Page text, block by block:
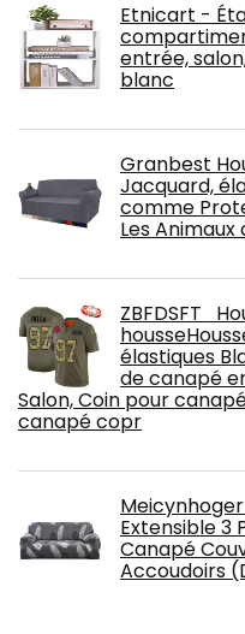
Etnicart -
entrée,
blanc
Granbest
Jacquard,
comme
Les
ZBFDSFT
élastiques
de canapé
Salon, Coin pour
canapé copr
Extensible 3
Canapé
Accoudoirs